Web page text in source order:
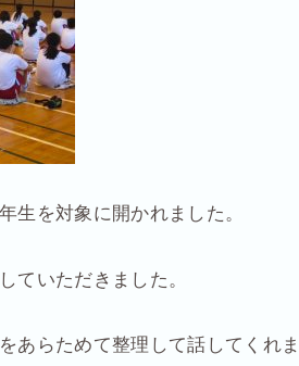
生を対象に開かれました。
ていただきました。
あらためて整理して話してくれま